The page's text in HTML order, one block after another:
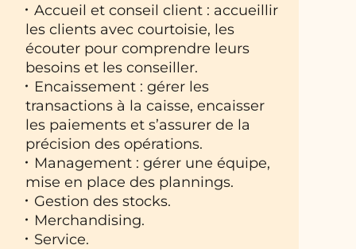
Accueil et conseil client : accueillir
les clients avec courtoisie, les
écouter pour comprendre leurs
besoins et les conseiller.
Encaissement : gérer les
transactions à la caisse, encaisser
les paiements et s’assurer de la
précision des opérations.
Management : gérer une équipe,
mise en place des plannings.
Gestion des stocks.
Merchandising.
Service.